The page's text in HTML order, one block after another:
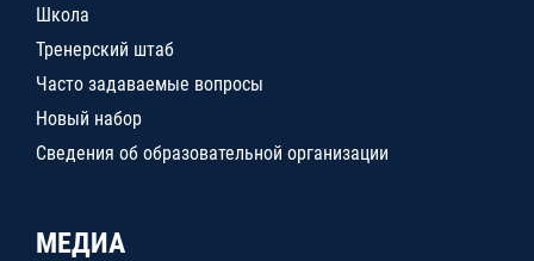
Школа
Тренерский штаб
Часто задаваемые вопросы
Новый набор
Сведения об образовательной организации
МЕДИА